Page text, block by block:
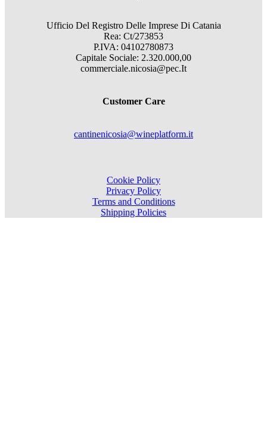
Ufficio Del Registro Delle Imprese Di Catania
Rea: Ct/273853
P.IVA: 04102780873
Capitale Sociale: 2.320.000,00
commerciale.nicosia@pec.It
Customer Care
cantinenicosia@wineplatform.it
Cookie Policy
Privacy Policy
Terms and Conditions
Shipping Policies